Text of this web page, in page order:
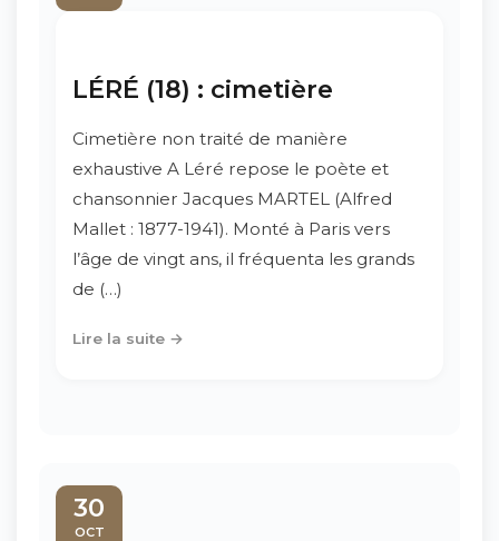
LÉRÉ (18) : cimetière
Cimetière non traité de manière
exhaustive A Léré repose le poète et
chansonnier Jacques MARTEL (Alfred
Mallet : 1877-1941). Monté à Paris vers
l’âge de vingt ans, il fréquenta les grands
de (…)
Lire la suite →
30
OCT